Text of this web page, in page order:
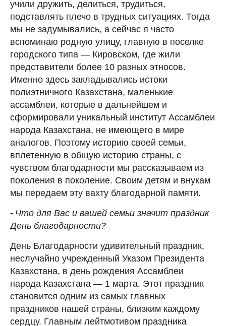
учили дружить, делиться, трудиться,
подставлять плечо в трудных ситуациях. Тогда
мы не задумывались, а сейчас я часто
вспоминаю родную улицу, главную в поселке
городского типа — Кировском, где жили
представители более 10 разных этносов.
Именно здесь закладывались истоки
полиэтничного Казахстана, маленькие
ассамблеи, которые в дальнейшем и
сформировали уникальный институт Ассамблеи
народа Казахстана, не имеющего в мире
аналогов. Поэтому историю своей семьи,
вплетенную в общую историю страны, с
чувством благодарности мы рассказываем из
поколения в поколение. Своим детям и внукам
мы передаем эту вахту благодарной памяти.
- Что для Вас и вашей семьи значит праздник
День благодарности?
День Благодарности удивительный праздник,
неслучайно учрежденный Указом Президента
Казахстана, в день рождения Ассамблеи
народа Казахстана — 1 марта. Этот праздник
становится одним из самых главных
праздников нашей страны, близким каждому
сердцу. Главным лейтмотивом праздника